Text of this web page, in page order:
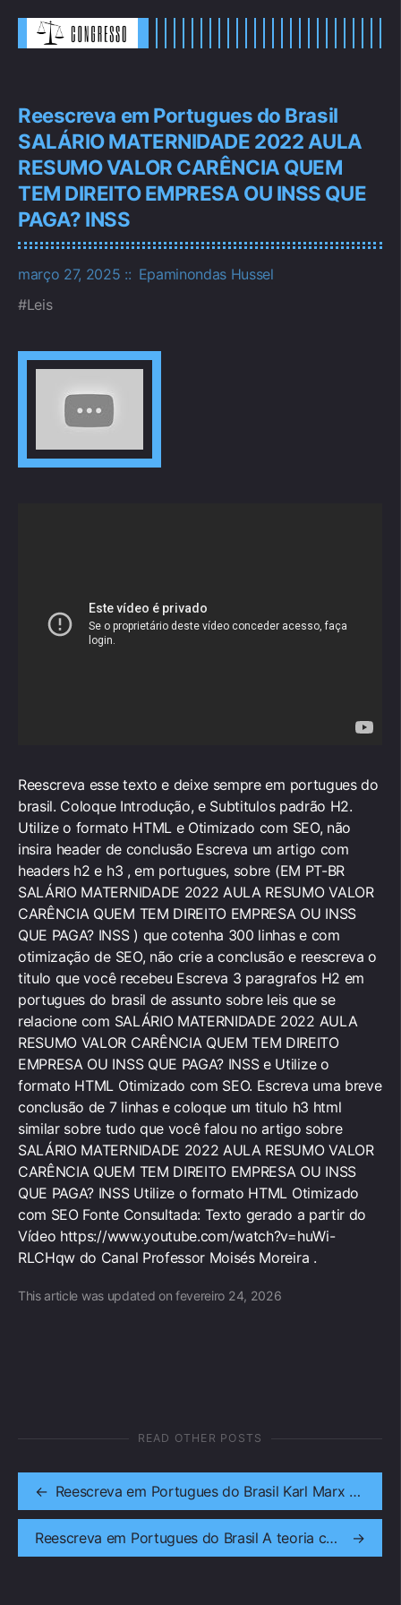
Reescreva em Portugues do Brasil
SALÁRIO MATERNIDADE 2022 AULA
RESUMO VALOR CARÊNCIA QUEM
TEM DIREITO EMPRESA OU INSS QUE
PAGA? INSS
março 27, 2025
Epaminondas Hussel
Leis
Reescreva esse texto e deixe sempre em portugues do
brasil. Coloque Introdução, e Subtitulos padrão H2.
Utilize o formato HTML e Otimizado com SEO, não
insira header de conclusão Escreva um artigo com
headers h2 e h3 , em portugues, sobre (EM PT-BR
SALÁRIO MATERNIDADE 2022 AULA RESUMO VALOR
CARÊNCIA QUEM TEM DIREITO EMPRESA OU INSS
QUE PAGA? INSS ) que cotenha 300 linhas e com
otimização de SEO, não crie a conclusão e reescreva o
titulo que você recebeu Escreva 3 paragrafos H2 em
portugues do brasil de assunto sobre leis que se
relacione com SALÁRIO MATERNIDADE 2022 AULA
RESUMO VALOR CARÊNCIA QUEM TEM DIREITO
EMPRESA OU INSS QUE PAGA? INSS e Utilize o
formato HTML Otimizado com SEO. Escreva uma breve
conclusão de 7 linhas e coloque um titulo h3 html
similar sobre tudo que você falou no artigo sobre
SALÁRIO MATERNIDADE 2022 AULA RESUMO VALOR
CARÊNCIA QUEM TEM DIREITO EMPRESA OU INSS
QUE PAGA? INSS Utilize o formato HTML Otimizado
com SEO Fonte Consultada: Texto gerado a partir do
Vídeo https://www.youtube.com/watch?v=huWi-
RLCHqw do Canal Professor Moisés Moreira .
This article was updated on fevereiro 24, 2026
READ OTHER POSTS
← Reescreva em Portugues do Brasil Karl Marx - TRABALHO, MAIS VALIA, VALOR DE USO E DE TROCA E ALIENAÇÃO (Teorias Resumo)
Reescreva em Portugues do Brasil A teoria conspiratória que atribui às antenas HAARP inundações no Rio Grande do Sul →